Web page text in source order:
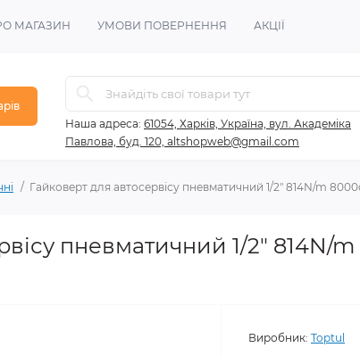
МАГАЗИН УМОВИ ПОВЕРНЕННЯ АКЦІЇ
Наша адреса: 61054, Харків, Україна, вул. Академіка
Павлова, буд. 120, altshopweb@gmail.com
Гайковерт для автосервісу пневматичний 1/2" 814N/m
пневматичний 1/2" 814N/
Виробник: Toptul